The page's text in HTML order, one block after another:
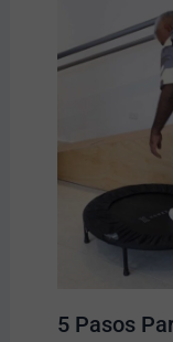
5 Pasos